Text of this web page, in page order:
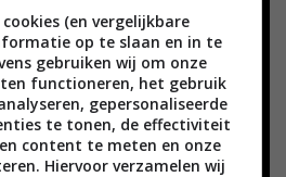
(en vergelijkbare
op te slaan en in te
gebruiken wij om onze
functioneren, het gebruik
gepersonaliseerde
te tonen, de effectiviteit
content te meten en onze
Hiervoor verzamelen wij